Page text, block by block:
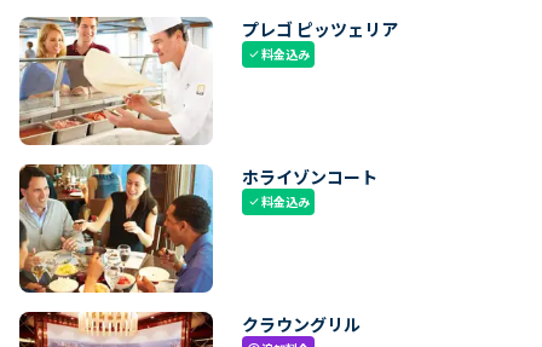
プレゴ ピッツェリア
check料金込み
ホライゾンコート
check料金込み
クラウングリル